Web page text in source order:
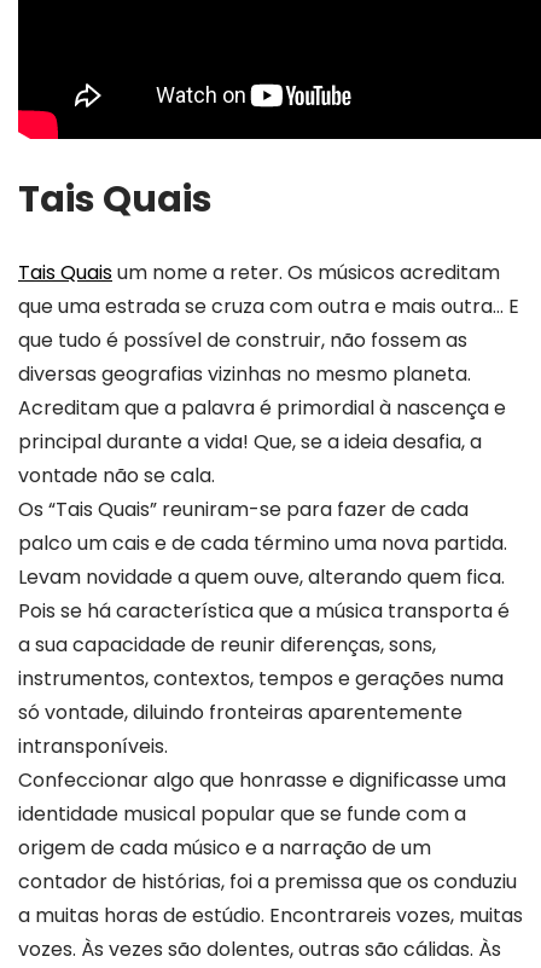
Tais Quais
Tais Quaisum nome a reter. Os músicos acreditam
que uma estrada se cruza com outra e mais outra… E
que tudo é possível de construir, não fossem as
diversas geografias vizinhas no mesmo planeta.
Acreditam que a palavra é primordial à nascença e
principal durante a vida! Que, se a ideia desafia, a
vontade não se cala.
Os “Tais Quais” reuniram-se para fazer de cada
palco um cais e de cada término uma nova partida.
Levam novidade a quem ouve, alterando quem fica.
Pois se há característica que a música transporta é
a sua capacidade de reunir diferenças, sons,
instrumentos, contextos, tempos e gerações numa
só vontade, diluindo fronteiras aparentemente
intransponíveis.
Confeccionar algo que honrasse e dignificasse uma
identidade musical popular que se funde com a
origem de cada músico e a narração de um
contador de histórias, foi a premissa que os conduziu
a muitas horas de estúdio. Encontrareis vozes, muitas
vozes. Às vezes são dolentes, outras são cálidas. Às